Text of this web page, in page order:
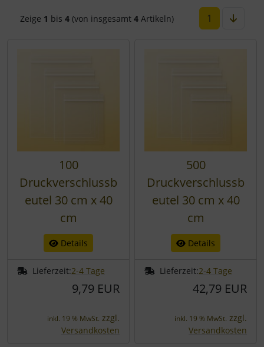
Zeige 1 bis 4(von insgesamt 4Artikeln) 1
100
Druckverschlussb
eutel 30 cm x 40
cm
Details
Lieferzeit:2-4 Tage
9,79 EUR
inkl. 19 % MwSt. zzgl.
Versandkosten
500
Druckverschlussb
eutel 30 cm x 40
cm
Details
Lieferzeit:2-4 Tage
42,79 EUR
inkl. 19 % MwSt. zzgl.
Versandkosten